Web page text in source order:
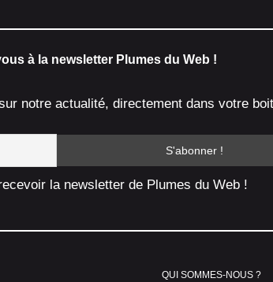
à la newsletter Plumes du Web !
notre actualité, directement dans votre
la newsletter de Plumes du Web !
QUI SOMMES-NOUS ?